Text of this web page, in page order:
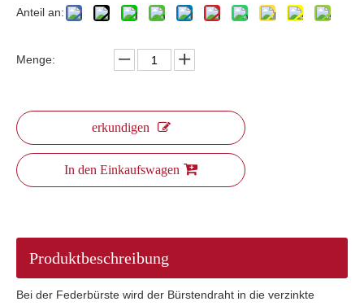
Anteil an:
Menge:
erkundigen
In den Einkaufswagen
Produktbeschreibung
Bei der Federbürste wird der Bürstendraht in die verzinkte